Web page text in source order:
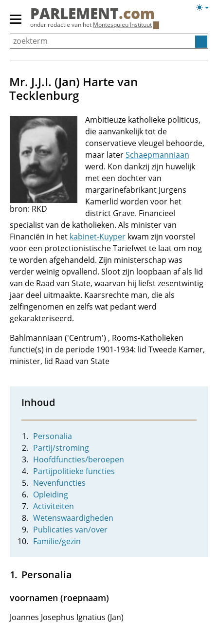
Overslaan
Primair
menu
tonen/verbergen
PARLEMENT.com
onder redactie van het Montesquieu Instituut
Mr. J.J.I. (Jan) Harte van
Tecklenburg
bron: RKD
Ambitieuze katholieke politicus,
die aanvankelijk tot de
conservatieve vleugel behoorde,
maar laterSchaepmanniaan
werd. Kon dankzij zijn huwelijk
met een dochter van
margarinefabrikant Jurgens
Kamerlid worden voor het
district Grave. Financieel
specialist van de katholieken. Als minister van
Financiën in het kabinet-Kuyper kwam zijn voorstel
voor een protectionistische Tariefwet te laat om nog
te worden afgehandeld. Zijn ministerschap was
verder weinig opvallend. Sloot zijn loopbaan af als lid
van de Raad van State, waarvan hij liefst zesentwintig
jaar deel uitmaakte. Kaarsrechte man, die als
zelfingenomen en zelfs wat pedant werd
gekarakteriseerd.
Bahlmanniaan ('Centrum') , Rooms-Katholieken
functie(s) in de periode 1901-1934: lid Tweede Kamer,
minister, lid Raad van State
Inhoud
Personalia
Partij/stroming
Hoofdfuncties/beroepen
Partijpolitieke functies
Nevenfuncties
Opleiding
Activiteiten
Wetenswaardigheden
Publicaties van/over
Familie/gezin
Personalia
voornamen (roepnaam)
Joannes Josephus Ignatius (Jan)